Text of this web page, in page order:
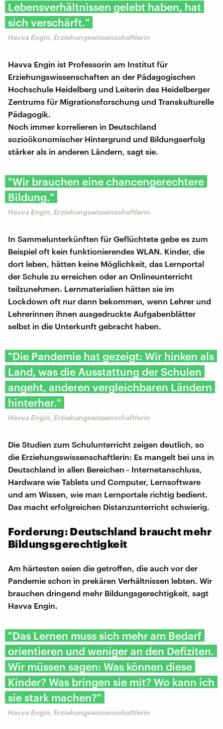
Lebensverhältnissen gelebt haben, hat
sich verschärft."
Havva Engin, Erziehungswissenschaftlerin
Havva Engin ist Professorin am Institut für
Erziehungswissenschaften an der Pädagogischen
Hochschule Heidelberg und Leiterin des Heidelberger
Zentrums für Migrationsforschung und Transkulturelle
Pädagogik.
Noch immer korrelieren in Deutschland
sozioökonomischer Hintergrund und Bildungserfolg
stärker als in anderen Ländern, sagt sie.
"Wir brauchen eine chancengerechtere
Bildung."
Havva Engin, Erziehungswissenschaftlerin
In Sammelunterkünften für Geflüchtete gebe es zum
Beispiel oft kein funktionierendes WLAN. Kinder, die
dort leben, hätten keine Möglichkeit, das Lernportal
der Schule zu erreichen oder an Onlineunterricht
teilzunehmen. Lernmaterialien hätten sie im
Lockdown oft nur dann bekommen, wenn Lehrer und
Lehrerinnen ihnen ausgedruckte Aufgabenblätter
selbst in die Unterkunft gebracht haben.
"Die Pandemie hat gezeigt: Wir hinken als
Land, was die Ausstattung der Schulen
angeht, anderen vergleichbaren Ländern
hinterher."
Havva Engin, Erziehungswissenschaftlerin
Die Studien zum Schulunterricht zeigen deutlich, so
die Erziehungswissenschaftlerin: Es mangelt bei uns in
Deutschland in allen Bereichen - Internetanschluss,
Hardware wie Tablets und Computer, Lernsoftware
und am Wissen, wie man Lernportale richtig bedient.
Das macht erfolgreichen Distanzunterricht schwierig.
Forderung: Deutschland braucht mehr
Bildungsgerechtigkeit
Am härtesten seien die getroffen, die auch vor der
Pandemie schon in prekären Verhältnissen lebten. Wir
brauchen dringend mehr Bildungsgerechtigkeit, sagt
Havva Engin.
"Das Lernen muss sich mehr am Bedarf
orientieren und weniger an den Defiziten.
Wir müssen sagen: Was können diese
Kinder? Was bringen sie mit? Wo kann ich
sie stark machen?"
Havva Engin, Erziehungswissenschaftlerin